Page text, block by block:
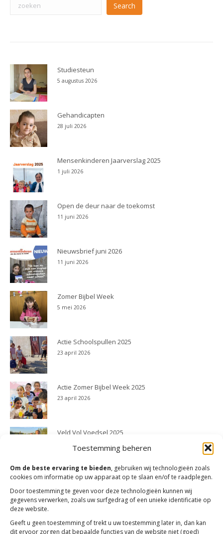
Toestemming beheren
Om de beste ervaring te bieden, gebruiken wij technologieën zoals
cookies om informatie op uw apparaat op te slaan en/of te raadplegen.
Door toestemming te geven voor deze technologieën kunnen wij
gegevens verwerken, zoals uw surfgedrag of een unieke identificatie op
deze website.
Geeft u geen toestemming of trekt u uw toestemming later in, dan kan
dit ervoor zorgen dat bepaalde functies van de website niet (goed)
Search
Studiesteun
5 augustus 2026
Gehandicapten
28 juli 2026
Mensenkinderen Jaarverslag 2025
1 juli 2026
Open de deur naar de toekomst
11 juni 2026
Nieuwsbrief juni 2026
11 juni 2026
Zomer Bijbel Week
5 mei 2026
Actie Schoolspullen 2025
23 april 2026
Actie Zomer Bijbel Week 2025
23 april 2026
Veld Vol Voedsel 2025